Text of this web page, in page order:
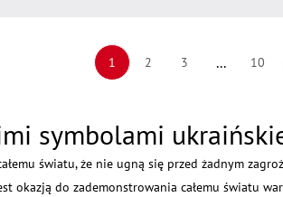
1 2 3 ... 10
symbolami
światu, że nie ugną się przed żadnym
okazją do zademonstrowania całemu światu